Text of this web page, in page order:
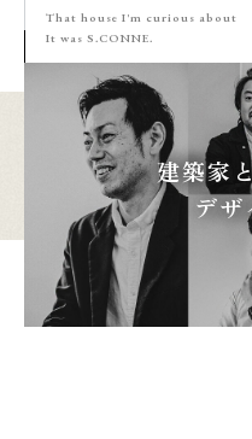
プライバシーポリシー
本社
053-488-5127
10:00〜19:00 水曜定休
That house I'm curious about
It was S.CONNE.
建築家
デ